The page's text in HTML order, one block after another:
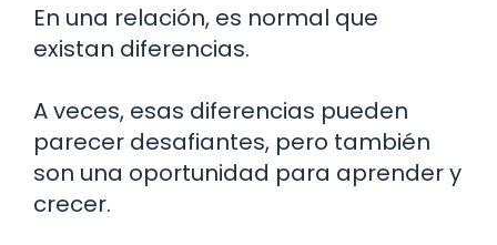
En una relación, es normal que
existan diferencias.
A veces, esas diferencias pueden
parecer desafiantes, pero también
son una oportunidad para aprender y
crecer.